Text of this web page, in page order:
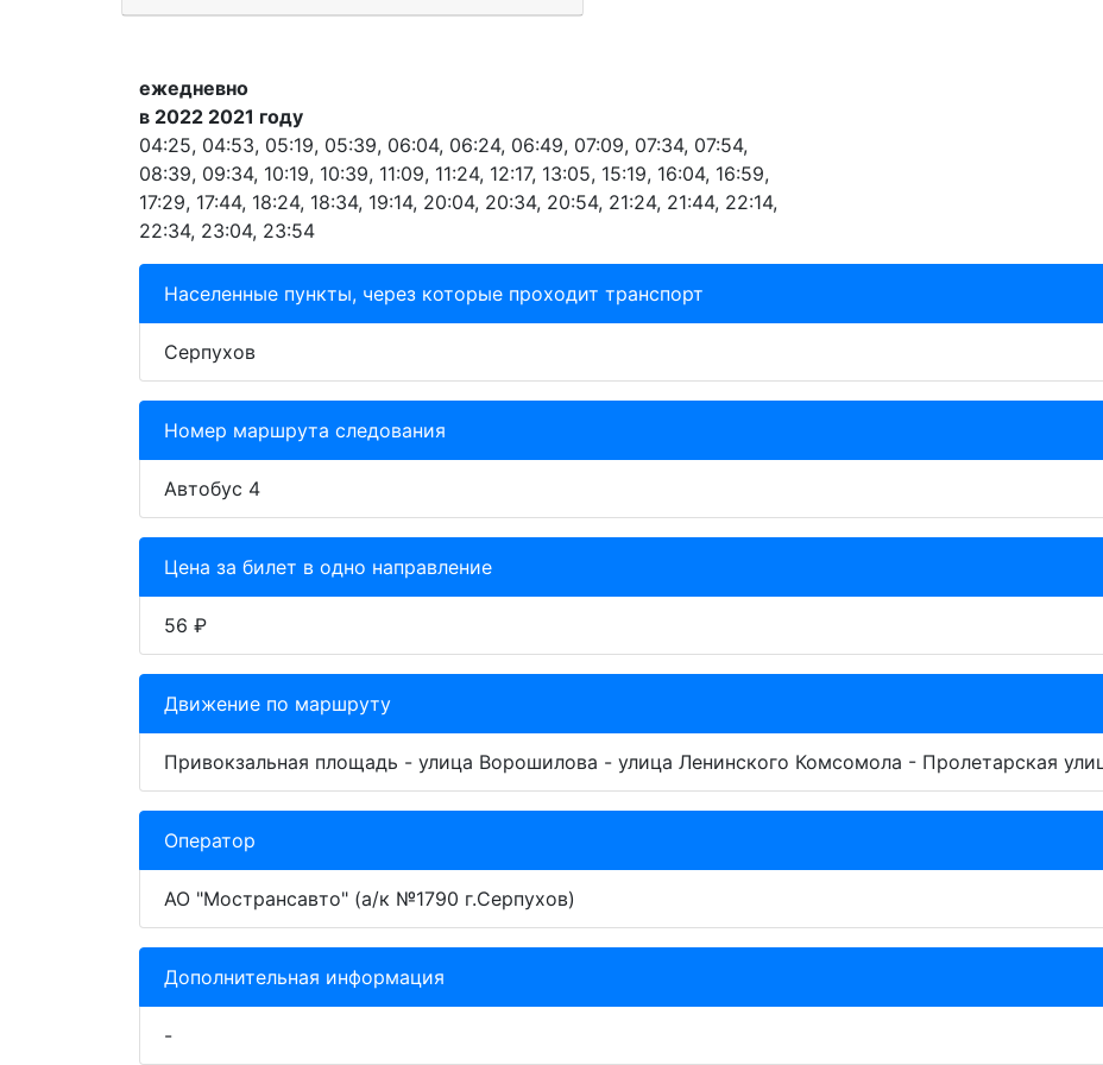
ежедневно
в 2022 2021 году
04:25, 04:53, 05:19, 05:39, 06:04, 06:24, 06:49, 07:09, 07:34, 07:54,
08:39, 09:34, 10:19, 10:39, 11:09, 11:24, 12:17, 13:05, 15:19, 16:04, 16:59,
17:29, 17:44, 18:24, 18:34, 19:14, 20:04, 20:34, 20:54, 21:24, 21:44, 22:14,
22:34, 23:04, 23:54
Населенные пункты, через которые проходит транспорт
Серпухов
Номер маршрута следования
Автобус 4
Цена за билет в одно направление
56 ₽
Движение по маршруту
Привокзальная площадь - улица Ворошилова - улица Ленинского Комсомола - Пролетарская
Оператор
АО "Мострансавто" (а/к №1790 г.Серпухов)
Дополнительная информация
-